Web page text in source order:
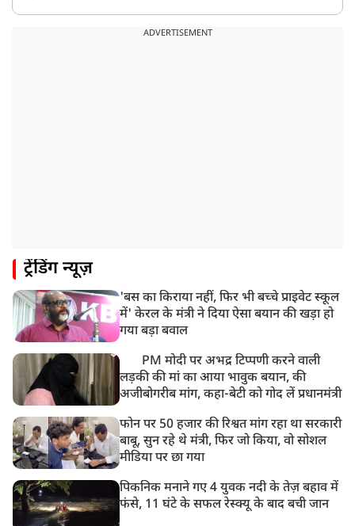
ADVERTISEMENT
ट्रेंडिंग न्यूज़
'बस का किराया नहीं, फिर भी बच्चे प्राइवेट स्कूल
में' केरल के मंत्री ने दिया ऐसा बयान की खड़ा हो
गया बड़ा बवाल
PM मोदी पर अभद्र टिप्पणी करने वाली
लड़की की मां का आया भावुक बयान, की
अजीबोगरीब मांग, कहा-बेटी को गोद लें प्रधानमंत्री
फोन पर 50 हजार की रिश्वत मांग रहा था सरकारी
बाबू, सुन रहे थे मंत्री, फिर जो किया, वो सोशल
मीडिया पर छा गया
पिकनिक मनाने गए 4 युवक नदी के तेज़ बहाव में
फंसे, 11 घंटे के सफल रेस्क्यू के बाद बची जान